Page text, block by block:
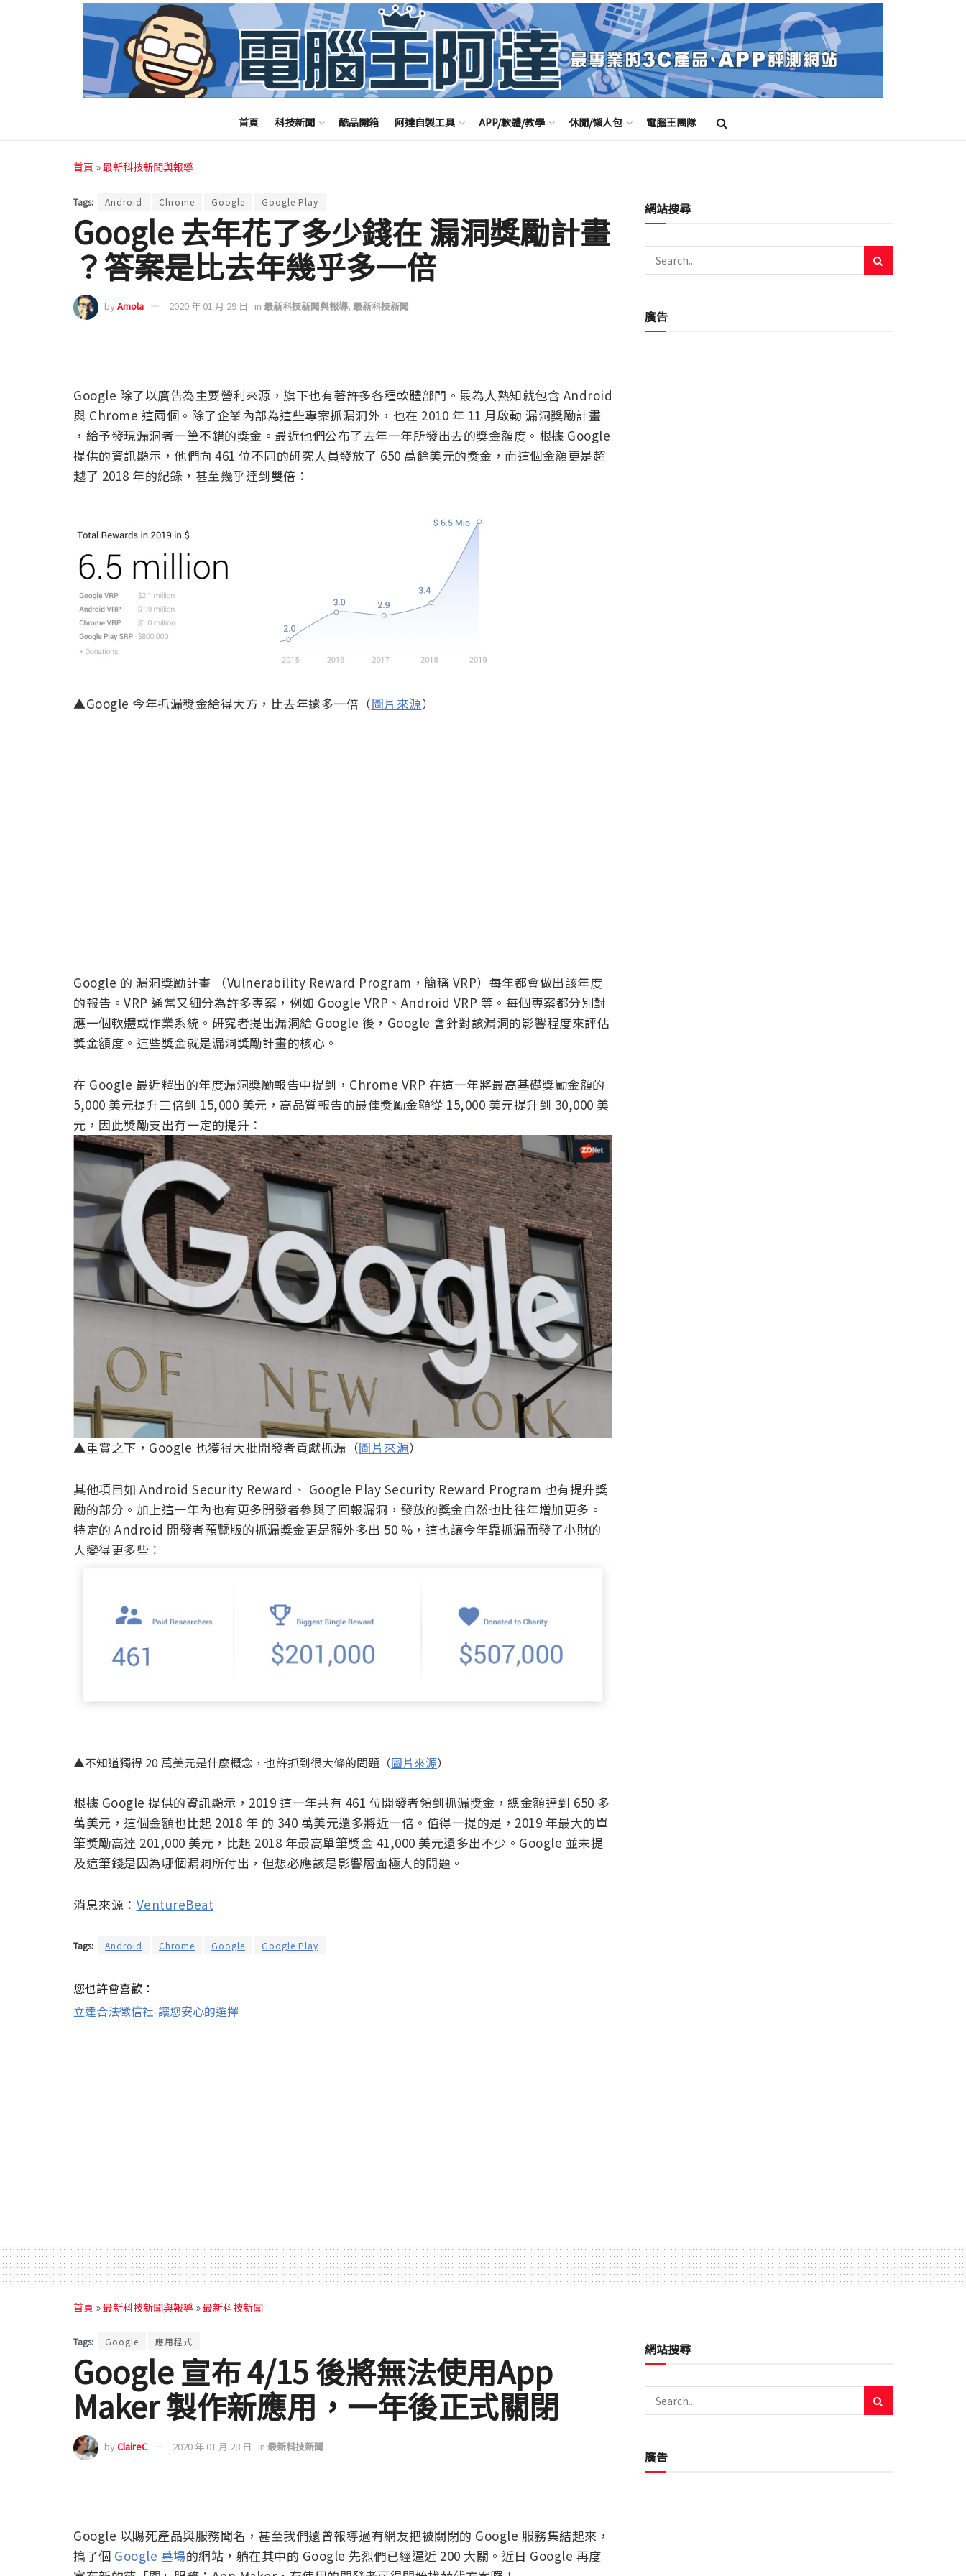
首頁 科技新聞 酷品開箱 阿達自製工具 APP/軟體/教學 休閒/懶人包 電腦王團隊
首頁 »最新科技新聞與報導
Tags: Android Chrome Google Google Play
Google 去年花了多少錢在 漏洞獎勵計畫
？答案是比去年幾乎多一倍
byAmola 2020 年 01 月 29 日 in 最新科技新聞與報導, 最新科技新聞
Google 除了以廣告為主要營利來源，旗下也有著許多各種軟體部門。最為人熟知就包含 Android
與 Chrome 這兩個。除了企業內部為這些專案抓漏洞外，也在 2010 年 11 月啟動 漏洞獎勵計畫
，給予發現漏洞者一筆不錯的獎金。最近他們公布了去年一年所發出去的獎金額度。根據 Google
提供的資訊顯示，他們向 461 位不同的研究人員發放了 650 萬餘美元的獎金，而這個金額更是超
越了 2018 年的紀錄，甚至幾乎達到雙倍：
▲Google 今年抓漏獎金給得大方，比去年還多一倍（圖片來源）
Google 的 漏洞獎勵計畫 （Vulnerability Reward Program，簡稱 VRP）每年都會做出該年度
的報告。VRP 通常又細分為許多專案，例如 Google VRP、Android VRP 等。每個專案都分別對
應一個軟體或作業系統。研究者提出漏洞給 Google 後，Google 會針對該漏洞的影響程度來評估
獎金額度。這些獎金就是漏洞獎勵計畫的核心。
在 Google 最近釋出的年度漏洞獎勵報告中提到，Chrome VRP 在這一年將最高基礎獎勵金額的
5,000 美元提升三倍到 15,000 美元，高品質報告的最佳獎勵金額從 15,000 美元提升到 30,000 美
元，因此獎勵支出有一定的提升：
▲重賞之下，Google 也獲得大批開發者貢獻抓漏（圖片來源）
其他項目如 Android Security Reward、 Google Play Security Reward Program 也有提升獎
勵的部分。加上這一年內也有更多開發者參與了回報漏洞，發放的獎金自然也比往年增加更多。
特定的 Android 開發者預覽版的抓漏獎金更是額外多出 50 %，這也讓今年靠抓漏而發了小財的
人變得更多些：
▲不知道獨得 20 萬美元是什麼概念，也許抓到很大條的問題（圖片來源）
根據 Google 提供的資訊顯示，2019 這一年共有 461 位開發者領到抓漏獎金，總金額達到 650 多
萬美元，這個金額也比起 2018 年 的 340 萬美元還多將近一倍。值得一提的是，2019 年最大的單
筆獎勵高達 201,000 美元，比起 2018 年最高單筆獎金 41,000 美元還多出不少。Google 並未提
及這筆錢是因為哪個漏洞所付出，但想必應該是影響層面極大的問題。
消息來源： VentureBeat
Tags: Android Chrome Google Google Play
您也許會喜歡：
立達合法徵信社-讓您安心的選擇
網站搜尋
廣告
首頁 »最新科技新聞與報導 »最新科技新聞
Tags: Google 應用程式
Google 宣布 4/15 後將無法使用App
Maker 製作新應用，一年後正式關閉
byClaireC 2020 年 01 月 28 日 in 最新科技新聞
Google 以賜死產品與服務聞名，甚至我們還曾報導過有網友把被關閉的 Google 服務集結起來，
搞了個 Google 墓場的網站，躺在其中的 Google 先烈們已經逼近 200 大關。近日 Google 再度
網站搜尋
廣告